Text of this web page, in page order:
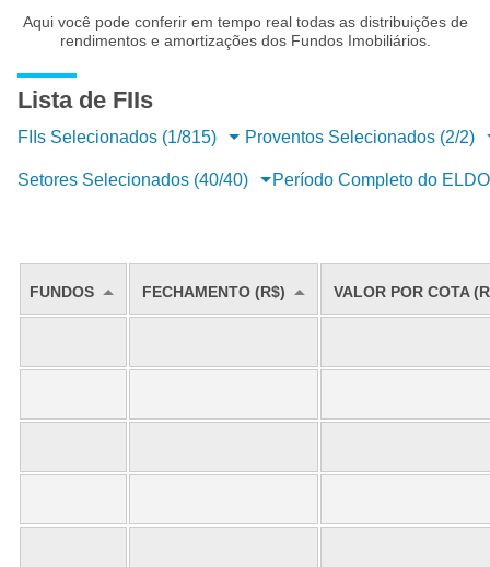
Aqui você pode conferir em tempo real todas as distribuições de
rendimentos e amortizações dos Fundos Imobiliários.
Lista de FIIs
FIIs Selecionados (1/815) Proventos Selecionados (2/2)
Setores Selecionados (40/40) Período Completo do
FUNDOS FECHAMENTO (R$) VALOR POR COTA